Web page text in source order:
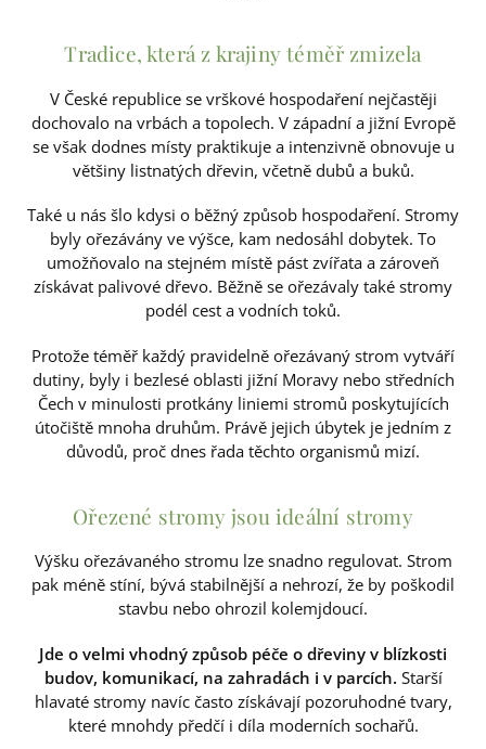
Tradice, která z krajiny téměř zmizela
V České republice se vrškové hospodaření nejčastěji
dochovalo na vrbách a topolech. V západní a jižní Evropě
se však dodnes místy praktikuje a intenzivně obnovuje u
většiny listnatých dřevin, včetně dubů a buků.
Také u nás šlo kdysi o běžný způsob hospodaření. Stromy
byly ořezávány ve výšce, kam nedosáhl dobytek. To
umožňovalo na stejném místě pást zvířata a zároveň
získávat palivové dřevo. Běžně se ořezávaly také stromy
podél cest a vodních toků.
Protože téměř každý pravidelně ořezávaný strom vytváří
dutiny, byly i bezlesé oblasti jižní Moravy nebo středních
Čech v minulosti protkány liniemi stromů poskytujících
útočiště mnoha druhům. Právě jejich úbytek je jedním z
důvodů, proč dnes řada těchto organismů mizí.
Ořezené stromy jsou ideální stromy
Výšku ořezávaného stromu lze snadno regulovat. Strom
pak méně stíní, bývá stabilnější a nehrozí, že by poškodil
stavbu nebo ohrozil kolemjdoucí.
Jde o velmi vhodný způsob péče o dřeviny v blízkosti
budov, komunikací, na zahradách i v parcích. Starší
hlavaté stromy navíc často získávají pozoruhodné tvary,
které mnohdy předčí i díla moderních sochařů.